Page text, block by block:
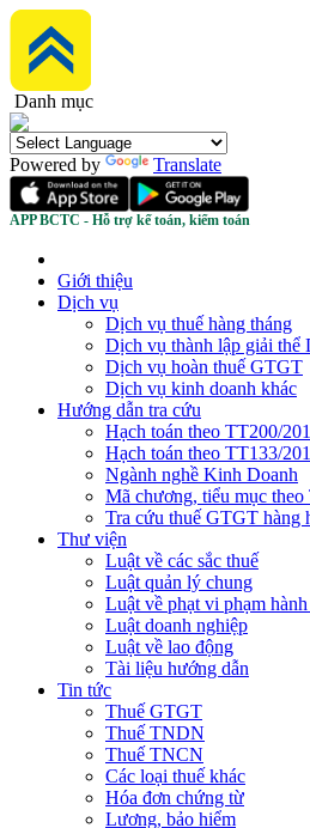
Danh mục
Powered by Translate
APP BCTC - Hỗ trợ kế toán, kiểm toán
Giới thiệu
Dịch vụ
Dịch vụ thuế hàng tháng
Dịch vụ thành lập giải thể
Dịch vụ hoàn thuế GTGT
Dịch vụ kinh doanh khác
Hướng dẫn tra cứu
Hạch toán theo TT200/
Hạch toán theo TT133/
Ngành nghề Kinh Doanh
Mã chương, tiểu mục
Tra cứu thuế GTGT hàng
Thư viện
Luật về các sắc thuế
Luật quản lý chung
Luật về phạt vi phạm
Luật doanh nghiệp
Luật về lao động
Tài liệu hướng dẫn
Tin tức
Thuế GTGT
Thuế TNDN
Thuế TNCN
Các loại thuế khác
Hóa đơn chứng từ
Lương, bảo hiểm